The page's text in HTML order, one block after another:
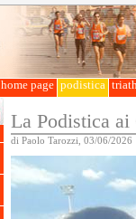
home page podistica
La Podistica
di Paolo Tarozzi, 03/06/2026